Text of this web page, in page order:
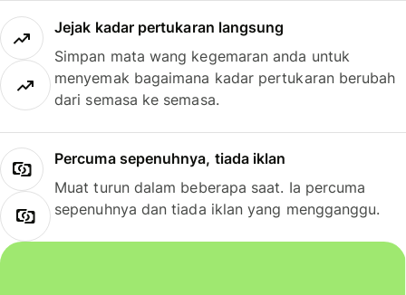
Jejak kadar pertukaran langsung
Simpan mata wang kegemaran anda untuk
menyemak bagaimana kadar pertukaran berubah
dari semasa ke semasa.
Percuma sepenuhnya, tiada iklan
Muat turun dalam beberapa saat. Ia percuma
sepenuhnya dan tiada iklan yang mengganggu.